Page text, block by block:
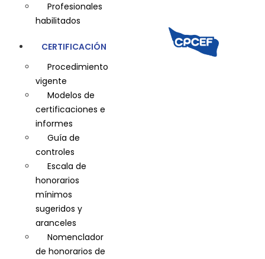
Profesionales
habilitados
CERTIFICACIÓN
Procedimiento
vigente
Modelos de
certificaciones e
informes
Guía de
controles
Escala de
honorarios
mínimos
sugeridos y
aranceles
Nomenclador
de honorarios de